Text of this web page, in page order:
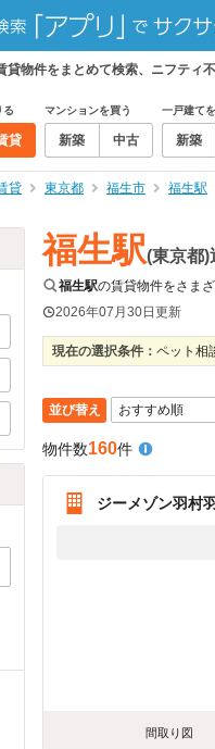
貸物件をまとめて検索、ニフティ
る
貸
マンションを買う
新築 中古
一戸建て
新築
貸 東京都 福生市 福生駅
福生駅(東京都)
福生駅の賃貸物件をさま
2026年07月30日更新
現在の選択条件： ペット相
並び替え
物件数160件
ジーメゾン羽村
間取り図